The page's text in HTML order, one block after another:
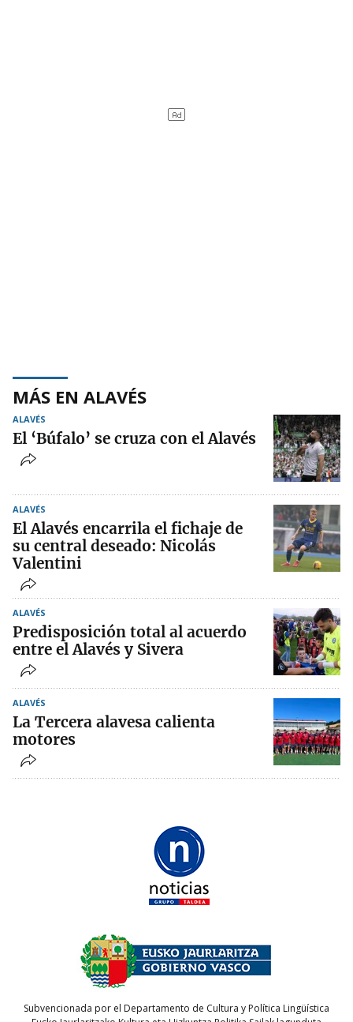
MÁS EN ALAVÉS
ALAVÉS
El ‘Búfalo’ se cruza con el Alavés
ALAVÉS
El Alavés encarrila el fichaje de
su central deseado: Nicolás
Valentini
ALAVÉS
Predisposición total al acuerdo
entre el Alavés y Sivera
ALAVÉS
La Tercera alavesa calienta
motores
Subvencionada por el Departamento de Cultura y Política Lingüística